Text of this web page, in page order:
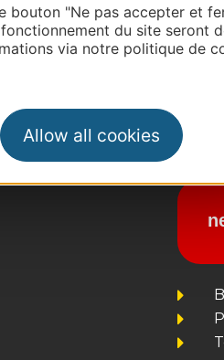
bouton "Ne pas accepter et
du site seront
via notre politique de
Allow all cookies
contributors